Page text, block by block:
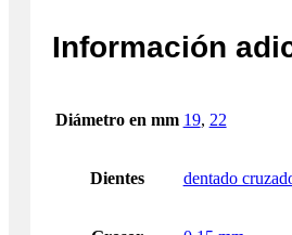
Información
Diámetro en mm 19, 22
Dientes dentado